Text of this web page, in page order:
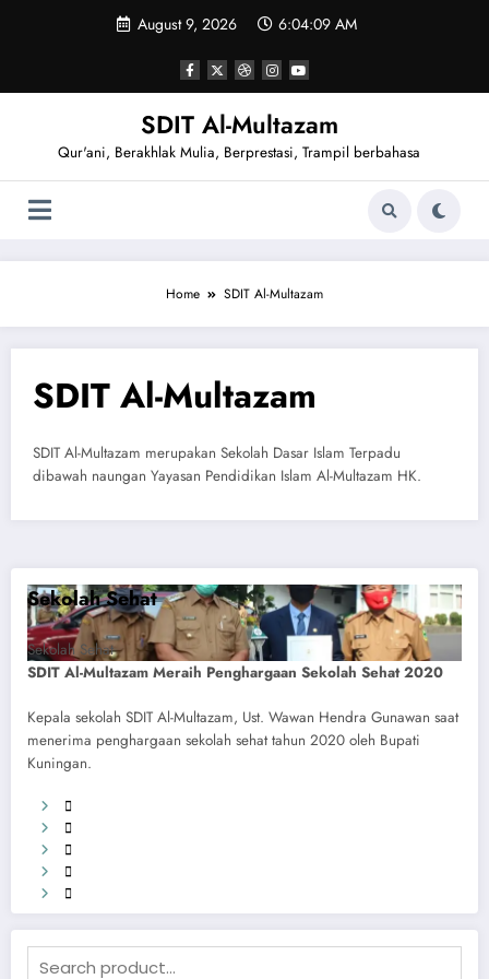
August 9, 2026 6:04:09 AM
SDIT Al-Multazam
Qur'ani, Berakhlak Mulia, Berprestasi, Trampil berbahasa
Home SDIT Al-Multazam
SDIT Al-Multazam
SDIT Al-Multazam merupakan Sekolah Dasar Islam Terpadu
dibawah naungan Yayasan Pendidikan Islam Al-Multazam HK.
Sekolah Sehat
Sekolah Sehat
SDIT Al-Multazam Meraih Penghargaan Sekolah Sehat 2020
Kepala sekolah SDIT Al-Multazam, Ust. Wawan Hendra Gunawan saat
menerima penghargaan sekolah sehat tahun 2020 oleh Bupati
Kuningan.